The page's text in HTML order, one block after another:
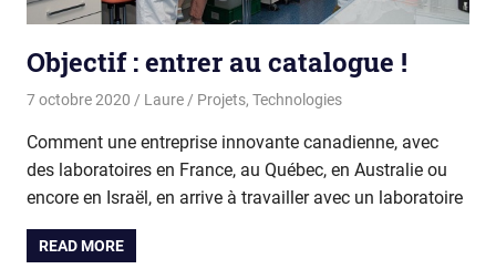
Objectif : entrer au catalogue !
7 octobre 2020 Laure Projets, Technologies
Comment une entreprise innovante canadienne, avec
des laboratoires en France, au Québec, en Australie ou
encore en Israël, en arrive à travailler avec un laboratoire
READ MORE